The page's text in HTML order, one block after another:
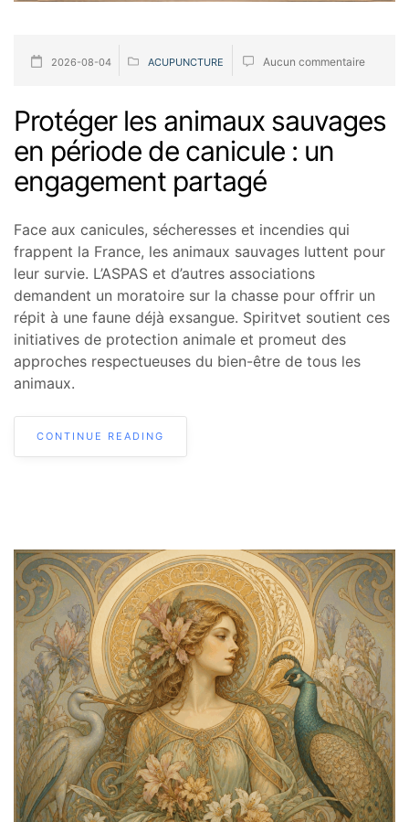
2026-08-04 ACUPUNCTURE Aucun commentaire
Protéger les animaux sauvages
en période de canicule : un
engagement partagé
Face aux canicules, sécheresses et incendies qui
frappent la France, les animaux sauvages luttent pour
leur survie. L’ASPAS et d’autres associations
demandent un moratoire sur la chasse pour offrir un
répit à une faune déjà exsangue. Spiritvet soutient ces
initiatives de protection animale et promeut des
approches respectueuses du bien-être de tous les
animaux.
CONTINUE READING